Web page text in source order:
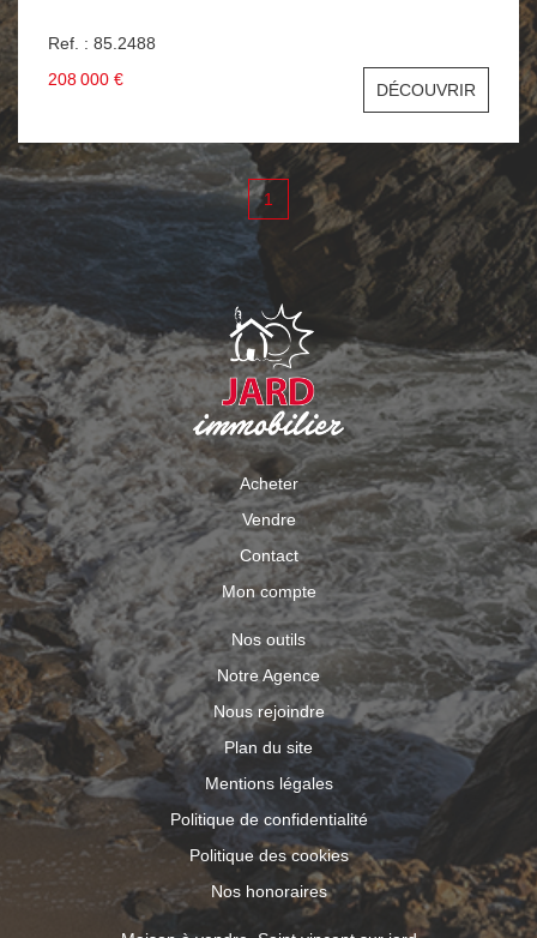
Ref. : 85.2488
208 000 €
DÉCOUVRIR
1
Acheter
Vendre
Contact
Mon compte
Nos outils
Notre Agence
Nous rejoindre
Plan du site
Mentions légales
Politique de confidentialité
Politique des cookies
Nos honoraires